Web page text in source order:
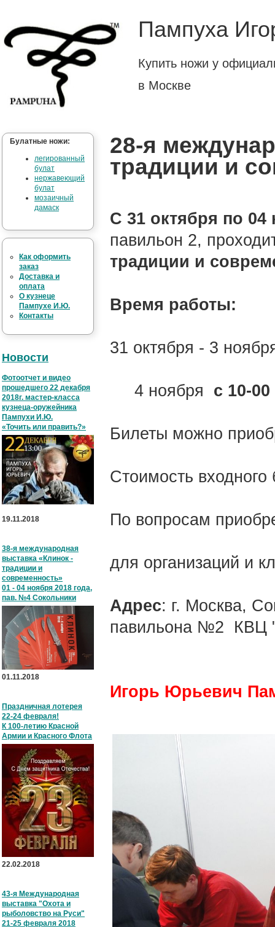
Пампуха
Купить ножи у
в Москве
Булатные ножи:
легированный
булат
нержавеющий
булат
мозаичный
дамаск
Как оформить
заказ
Доставка и
оплата
О кузнеце
Пампухе И.Ю.
Контакты
Новости
Фотоотчет и видео
прошедшего 22 декабря
2018г. мастер-класса
кузнеца-оружейника
Пампухи И.Ю.
«Точить или править?»
19.11.2018
38-я международная
выставка «Клинок -
традиции и
современность»
01 - 04 ноября 2018 года,
пав. №4 Сокольники
01.11.2018
Праздничная лотерея
22-24 февраля!
К 100-летию Красной
Армии и Красного Флота
22.02.2018
43-я Международная
выставка "Охота и
рыболовство на Руси"
21-25 февраля 2018
28-я
традиции и
С 31 октября по 04
павильон 2,
традиции и
Время работы:
31 октября - 3
4 ноября с 10-
Билеты можно
Стоимость
По вопросам
для организаций и
Адрес: г. Москва,
павильона №2 КВЦ
Игорь Юрьевич